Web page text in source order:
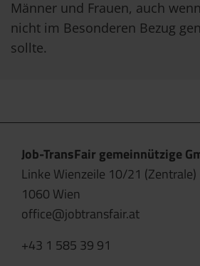
Männer und Frauen, auch
nicht im Besonderen Bezug
sollte.
Job-TransFair gemeinnützige
Linke Wienzeile 10/21 (Zentrale)
1060 Wien
office@jobtransfair.at
+43 1 585 39 91